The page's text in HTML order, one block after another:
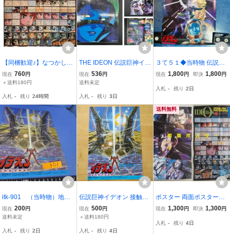
【同梱歓迎♪】なつかしの
アニメ両面ポスター◇富
野由悠季監督作品「伝説
つやさん原作「あしたの
ジョー２」です
現在 760円
＋送料180円
入札 - 残り 24時間
THE IDEON 伝説巨神イデ
オン A CONTACT BE INV
OKED THE MOTION PIC
レクション アニメ 資料
書籍 (E21960)
現在 536円
送料未定
入札 - 残り 3日
３て５１◆当時物 伝説巨
神イデオン B2判ポスター
ー 昭和レトロ
現在 1,800円 即決 1,800円
入札 - 残り 2日
itk-901 （当時物）地方
館名入り映画チラシ「伝
説巨神イデオン」
現在 200円
送料未定
入札 - 残り 2日
伝説巨神イデオン 接触篇
発動篇 チラシ 富野喜幸
現在 500円
＋送料180円
入札 - 残り 4日
送料無料
ポスター 両面ポスター
映画 あしたのジョー2
ージュ付録
現在 1,300円 即決 1,300円
入札 - 残り 4日